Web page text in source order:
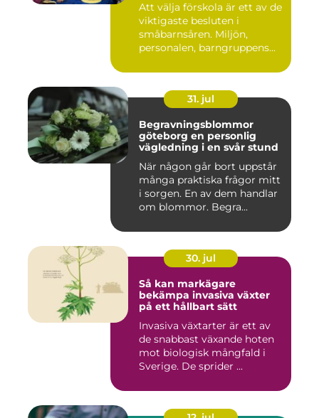
Att välja förskola är ett av de
viktigaste besluten i
småbarnsåren. Miljön,
personalen, barngruppens...
31. jul
Begravningsblommor
göteborg en personlig
vägledning i en svår stund
När någon går bort uppstår
många praktiska frågor mitt
i sorgen. En av dem handlar
om blommor. Begra...
30. jul
Så kan markägare
bekämpa invasiva växter
på ett hållbart sätt
Invasiva växtarter är ett av
de snabbast växande hoten
mot biologisk mångfald i
Sverige. De sprider ...